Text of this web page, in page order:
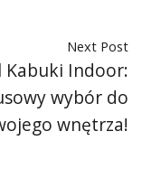
Next Post
Kabuki Indoor:
wybór do
wnętrza!